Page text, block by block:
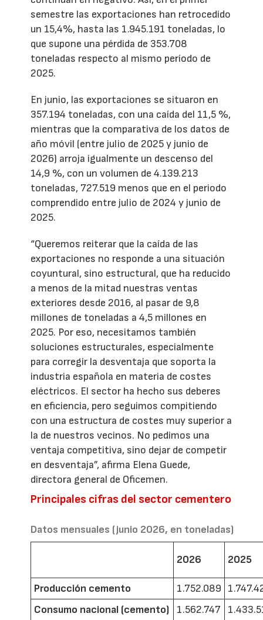
semestre las exportaciones han retrocedido
un 15,4%, hasta las 1.945.191 toneladas, lo
que supone una pérdida de 353.708
toneladas respecto al mismo período de
2025.
En junio, las exportaciones se situaron en
357.194 toneladas, con una caída del 11,5 %,
mientras que la comparativa de los datos de
año móvil (entre julio de 2025 y junio de
2026) arroja igualmente un descenso del
14,9 %, con un volumen de 4.139.213
toneladas, 727.519 menos que en el periodo
comprendido entre julio de 2024 y junio de
2025.
“Queremos reiterar que la caída de las
exportaciones no responde a una situación
coyuntural, sino estructural, que ha reducido
a menos de la mitad nuestras ventas
exteriores desde 2016, al pasar de 9,8
millones de toneladas a 4,5 millones en
2025. Por eso, necesitamos también
soluciones estructurales, especialmente
para corregir la desventaja que soporta la
industria española en materia de costes
eléctricos. El sector ha hecho sus deberes
en eficiencia, pero seguimos compitiendo
con una estructura de costes muy superior a
la de nuestros vecinos. No pedimos una
ventaja competitiva, sino dejar de competir
en desventaja”, afirma Elena Guede,
directora general de Oficemen.
Principales cifras del sector cementero
Datos mensuales (junio 2026, en toneladas)
2026 2025
Producción cemento 1.752.089
Consumo nacional (cemento)
1.562.747